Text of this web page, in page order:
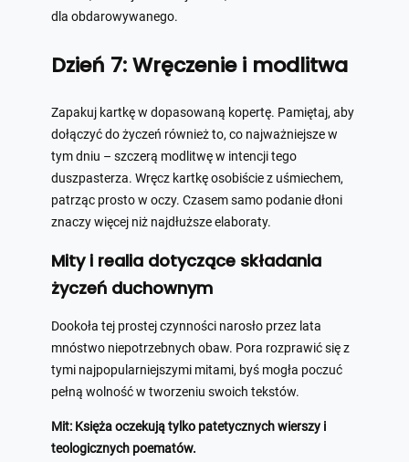
dla obdarowywanego.
Dzień 7: Wręczenie i modlitwa
Zapakuj kartkę w dopasowaną kopertę. Pamiętaj, aby
dołączyć do życzeń również to, co najważniejsze w
tym dniu – szczerą modlitwę w intencji tego
duszpasterza. Wręcz kartkę osobiście z uśmiechem,
patrząc prosto w oczy. Czasem samo podanie dłoni
znaczy więcej niż najdłuższe elaboraty.
Mity i realia dotyczące składania
życzeń duchownym
Dookoła tej prostej czynności narosło przez lata
mnóstwo niepotrzebnych obaw. Pora rozprawić się z
tymi najpopularniejszymi mitami, byś mogła poczuć
pełną wolność w tworzeniu swoich tekstów.
Mit: Księża oczekują tylko patetycznych wierszy i
teologicznych poematów.